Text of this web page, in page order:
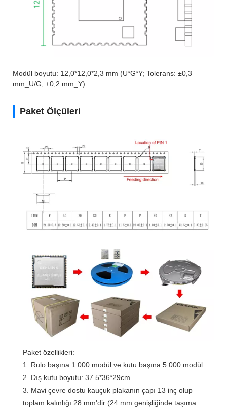
Modül boyutu: 12,0*12,0*2,3 mm (U*G*Y; Tolerans: ±0,3
mm_U/G, ±0,2 mm_Y)
Paket Ölçüleri
Paket özellikleri:
1. Rulo başına 1.000 modül ve kutu başına 5.000 modül.
2. Dış kutu boyutu: 37.5*36*29cm.
3. Mavi çevre dostu kauçuk plakanın çapı 13 inç olup
toplam kalınlığı 28 mm'dir (24 mm genişliğinde taşıma